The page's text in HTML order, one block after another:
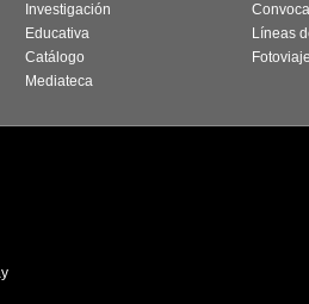
Investigación
Educativa
Catálogo
Mediateca
Líneas